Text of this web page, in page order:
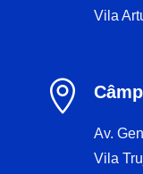
Vila

Av.
Vila